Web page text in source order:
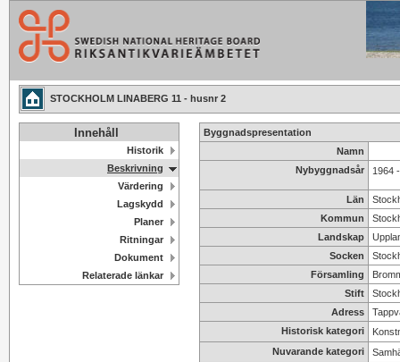
STOCKHOLM LINABERG 11 - husnr 2
Innehåll
Historik
Beskrivning
Värdering
Lagskydd
Planer
Ritningar
Dokument
Relaterade länkar
Byggnadspresentation
Namn
Nybyggnadsår
1964
Län
Kommun
Landskap
Socken
Församling
Stift
Adress
Historisk kategori
Nuvarande kategori